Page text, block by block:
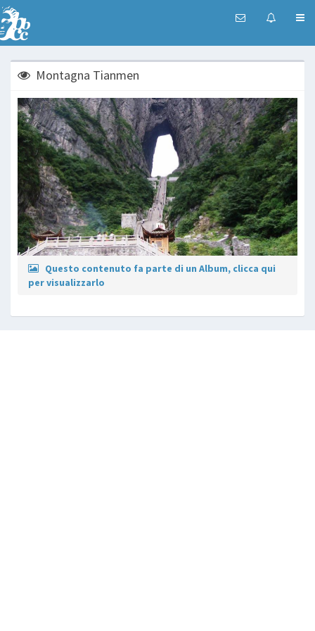
Montagna Tianmen
Questo contenuto fa parte di un Album, clicca qui
per visualizzarlo